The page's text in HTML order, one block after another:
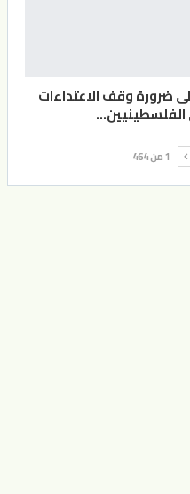
ضرورة وقف الاعتداءات
1 من 464